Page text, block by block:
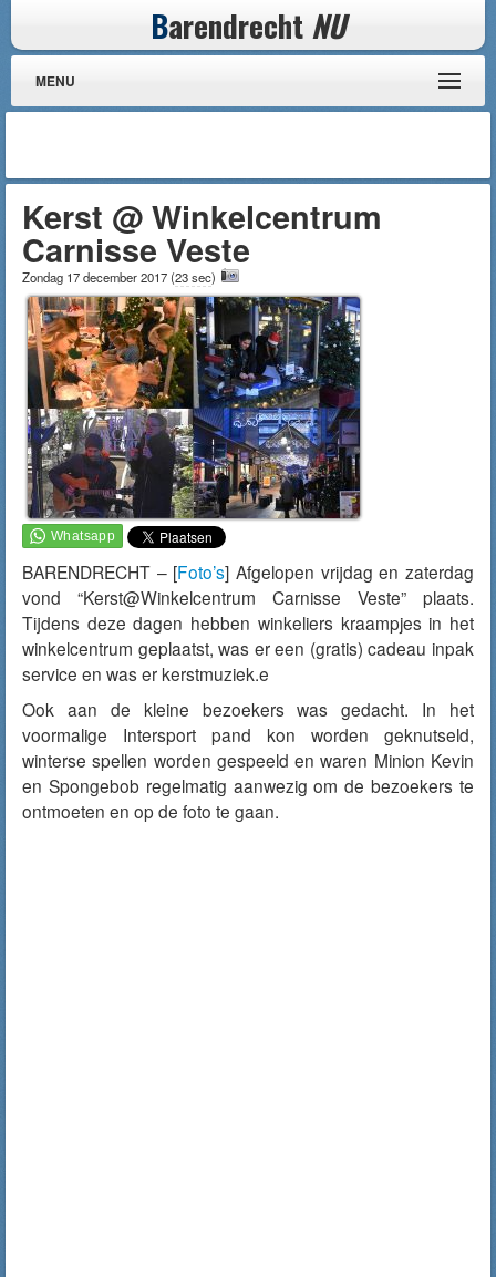
Barendrecht NU
MENU
Kerst @ Winkelcentrum
Carnisse Veste
Zondag 17 december 2017(23 sec)
BARENDRECHT – [Foto’s] Afgelopen vrijdag en zaterdag
vond “Kerst@Winkelcentrum Carnisse Veste” plaats.
Tijdens deze dagen hebben winkeliers kraampjes in het
winkelcentrum geplaatst, was er een (gratis) cadeau inpak
service en was er kerstmuziek.e
Ook aan de kleine bezoekers was gedacht. In het
voormalige Intersport pand kon worden geknutseld,
winterse spellen worden gespeeld en waren Minion Kevin
en Spongebob regelmatig aanwezig om de bezoekers te
ontmoeten en op de foto te gaan.